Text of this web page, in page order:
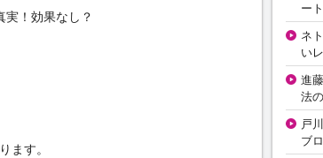
！効果なし？
ます。
ー
ネ
い
進
法
戸
ブ